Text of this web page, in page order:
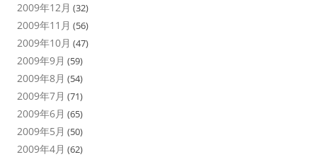
2009年12月 (32)
2009年11月 (56)
2009年10月 (47)
2009年9月 (59)
2009年8月 (54)
2009年7月 (71)
2009年6月 (65)
2009年5月 (50)
2009年4月 (62)